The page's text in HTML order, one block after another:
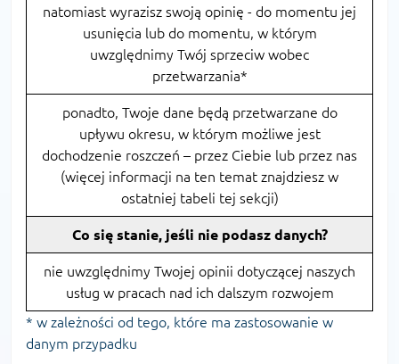
natomiast wyrazisz swoją opinię - do momentu jej
usunięcia lub do momentu, w którym
uwzględnimy Twój sprzeciw wobec
przetwarzania*
ponadto, Twoje dane będą przetwarzane do
upływu okresu, w którym możliwe jest
dochodzenie roszczeń – przez Ciebie lub przez nas
(więcej informacji na ten temat znajdziesz w
ostatniej tabeli tej sekcji)
Co się stanie, jeśli nie podasz danych?
nie uwzględnimy Twojej opinii dotyczącej naszych
usług w pracach nad ich dalszym rozwojem
* w zależności od tego, które ma zastosowanie w
danym przypadku